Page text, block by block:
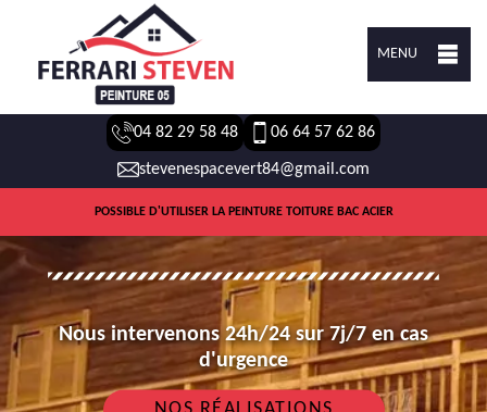
MENU
04 82 29 58 48 06 64 57 62 86
stevenespacevert84@gmail.com
POSSIBLE D'UTILISER LA PEINTURE TOITURE BAC ACIER
Nous intervenons 24h/24 sur 7j/7 en cas
d'urgence